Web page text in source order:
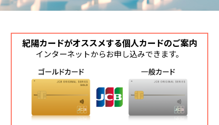
紀陽カードがオススメする個人カードのご案内
インターネットからお申し込みできます。